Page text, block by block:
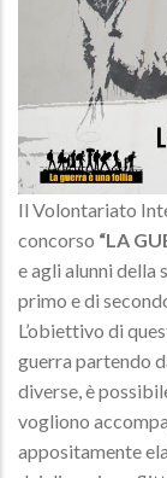
Il Volontariato
concorso “LA
e agli alunni della
primo e di
L’obiettivo di
guerra partendo
diverse, è
vogliono
appositamente